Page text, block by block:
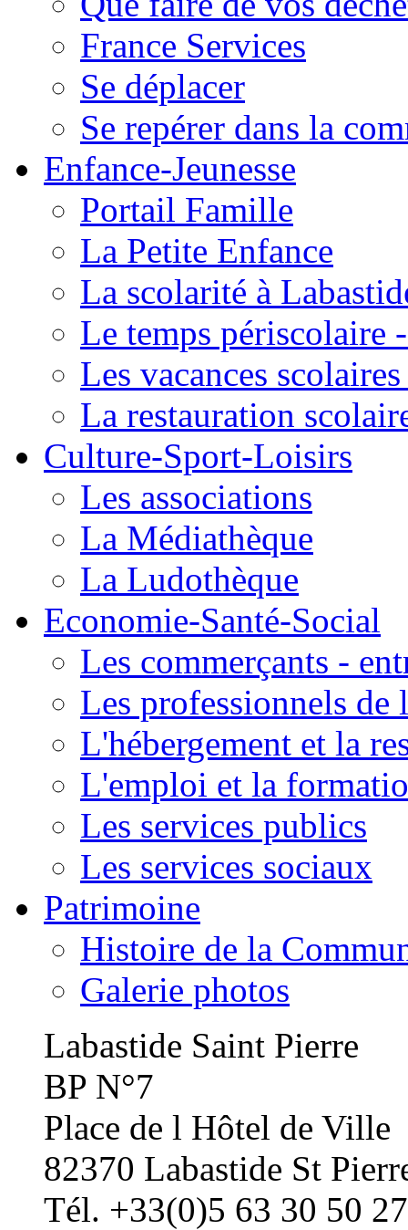
France Services
Se déplacer
Se repérer dans la
Enfance-Jeunesse
Portail Famille
La Petite Enfance
La scolarité à
Le temps périscolaire
Les vacances
La restauration
Culture-Sport-Loisirs
Les associations
La Médiathèque
La Ludothèque
Economie-Santé-Social
Les commerçants -
Les professionnels de
L'hébergement et la
L'emploi et la
Les services publics
Les services sociaux
Patrimoine
Histoire de la
Galerie photos
Labastide Saint Pierre
BP N°7
Place de l Hôtel de Ville
82370 Labastide St
Tél. +33(0)5 63 30 50 27